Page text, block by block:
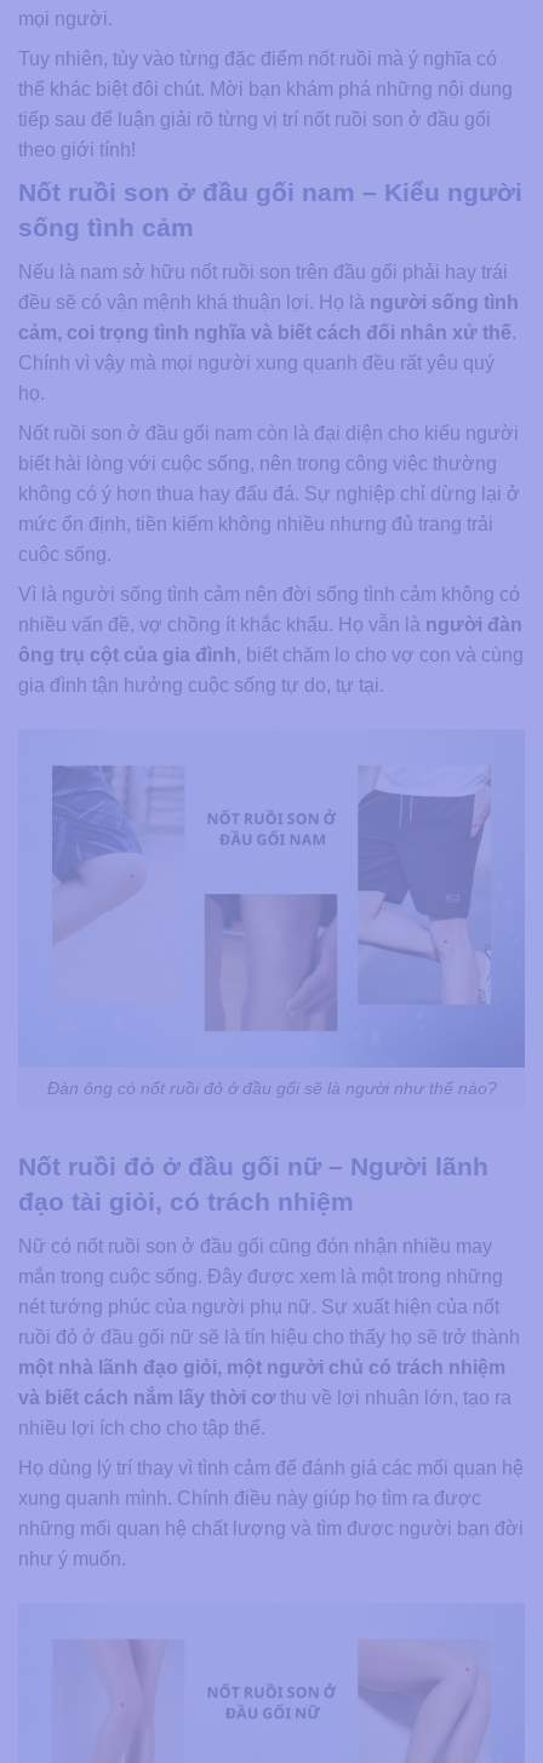
mọi người.
Tuy nhiên, tùy vào từng đặc điểm nốt ruồi mà ý nghĩa có
thể khác biệt đôi chút. Mời bạn khám phá những nội dung
tiếp sau để luận giải rõ từng vị trí nốt ruồi son ở đầu gối
theo giới tính!
Nốt ruồi son ở đầu gối nam – Kiểu người
sống tình cảm
Nếu là nam sở hữu nốt ruồi son trên đầu gối phải hay trái
đều sẽ có vận mệnh khá thuận lợi. Họ là người sống tình
cảm, coi trọng tình nghĩa và biết cách đối nhân xử thế.
Chính vì vậy mà mọi người xung quanh đều rất yêu quý
họ.
Nốt ruồi son ở đầu gối nam còn là đại diện cho kiểu người
biết hài lòng với cuộc sống, nên trong công việc thường
không có ý hơn thua hay đấu đá. Sự nghiệp chỉ dừng lại ở
mức ổn định, tiền kiếm không nhiều nhưng đủ trang trải
cuộc sống.
Vì là người sống tình cảm nên đời sống tình cảm không có
nhiều vấn đề, vợ chồng ít khắc khẩu. Họ vẫn là người đàn
ông trụ cột của gia đình, biết chăm lo cho vợ con và cùng
gia đình tận hưởng cuộc sống tự do, tự tại.
Đàn ông có nốt ruồi đỏ ở đầu gối sẽ là người như thế nào?
Nốt ruồi đỏ ở đầu gối nữ – Người lãnh
đạo tài giỏi, có trách nhiệm
Nữ có nốt ruồi son ở đầu gối cũng đón nhận nhiều may
mắn trong cuộc sống. Đây được xem là một trong những
nét tướng phúc của người phụ nữ. Sự xuất hiện của nốt
ruồi đỏ ở đầu gối nữ sẽ là tín hiệu cho thấy họ sẽ trở thành
một nhà lãnh đạo giỏi, một người chủ có trách nhiệm
và biết cách nắm lấy thời cơ thu về lợi nhuận lớn, tạo ra
nhiều lợi ích cho cho tập thể.
Họ dùng lý trí thay vì tình cảm để đánh giá các mối quan hệ
xung quanh mình. Chính điều này giúp họ tìm ra được
những mối quan hệ chất lượng và tìm được người bạn đời
như ý muốn.